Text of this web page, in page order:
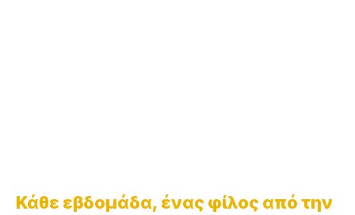
Κάθε εβδομάδα, ένας φίλος από την